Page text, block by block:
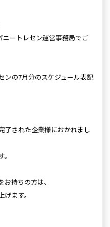
ニートレセン運営事務局でご
ンの7月分のスケジュール表記
了された企業様におかれまし
持ちの方は、
ます。